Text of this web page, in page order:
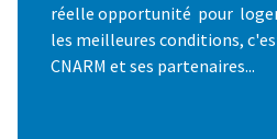
réelle opportunité pour loger
les meilleures conditions,
CNARM et ses partenaires...